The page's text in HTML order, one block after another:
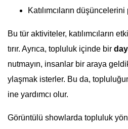
Katılımcıların
Bu tür aktiviteler, katılımcıların
tırır. Ayrıca, topluluk içinde bir
nutmayın, insanlar bir araya
ylaşmak isterler. Bu da,
ine yardımcı olur.
Görüntülü showlarda topluluk